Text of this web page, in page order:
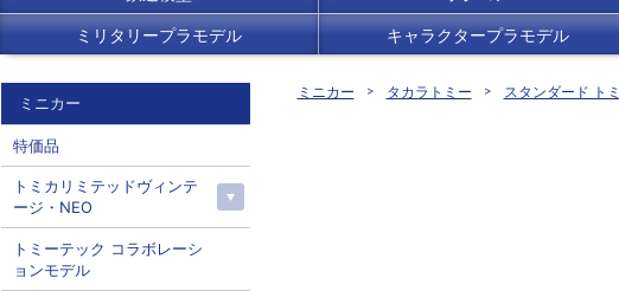
ミリタリープラモデル キャラクタープラモデル
ミニカー タカラトミー スタンダード ト
ミニカー
特価品
トミカリミテッドヴィンテ
ージ・NEO
トミーテック コラボレーシ
ョンモデル